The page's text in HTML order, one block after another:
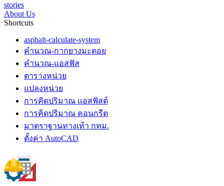
stories
About Us
Shortcuts
asphalt-calculate-system
คำนวณ-กากยางมะตอย
คำนวณ-แอสฟัส
ตารางหน่วย
แปลงหน่วย
การคิดปริมาณ แอสฟัสต์
การคิดปริมาณ คอนกรีต
มาตราฐานทางเท้า กทม.
ตั้งค่า AutoCAD